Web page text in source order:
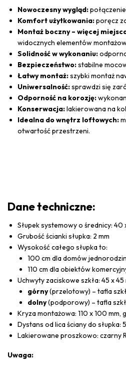
Nowoczesny wygląd:
Komfort użytkowania:poręcz
Montaż boczny – więcej
widocznych elementów
Solidność w wykonaniu:
Bezpieczeństwo:stabilne
Łatwy montaż:szybki montaż
Uniwersalność:sprawdzi się
Odporność na korozję:
Konserwacja:lakierowana na
Idealna do wnętrz loftowych:
otwartość przestrzeni.
Dane techniczne:
Słupek systemowy o średnicy: 40
Grubość ścianki słupka: 2 mm
Wysokość całego słupka to:
100 cm dla domów
110 cm dla obiektów
Uchwyty zaciskowe szkła: 45 x 45
górny(przelotowy) – tafla
dolny(podporowy) – tafla
Kryza montażowa: 110 x 100 mm,
Dystans od lica ściany do słupka:
Lakierowane proszkowo: czarny
Uwaga: